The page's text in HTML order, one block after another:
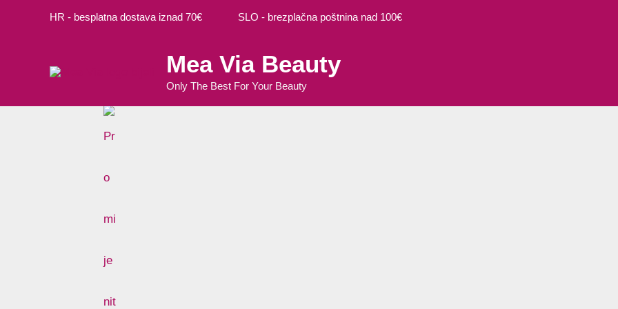
HR - besplatna dostava iznad 70€ SLO - brezplačna poštnina nad 100€
Mea Via Beauty
Only The Best For Your Beauty